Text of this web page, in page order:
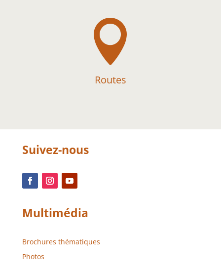

Routes
Suivez-nous
Multimédia
Brochures thématiques
Photos